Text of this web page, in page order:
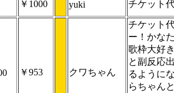
￥1000 yuki チケット
￥953 クワちゃん
チケット
ー！かな
歌枠大好
と副反応
るように
らちゃん